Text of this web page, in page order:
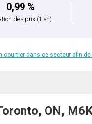
0,99 %
des prix (1 an)
courtier dans ce secteur afin
ON,